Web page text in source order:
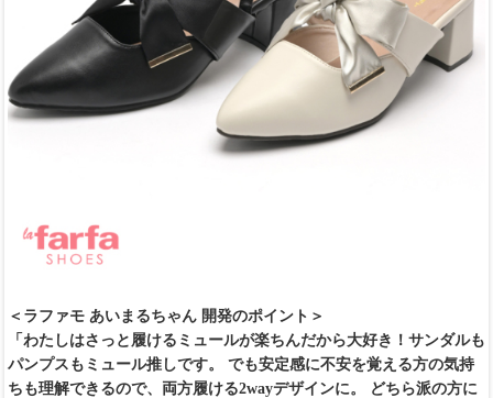
＜ラファモ あいまるちゃん 開発のポイント＞
「わたしはさっと履けるミュールが楽ちんだから大好き！サンダルも
パンプスもミュール推しです。 でも安定感に不安を覚える方の気持
ちも理解できるので、両方履ける2wayデザインに。 どちら派の方に